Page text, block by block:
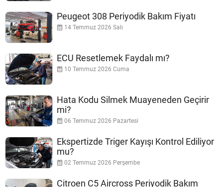
Peugeot 308 Periyodik Bakım Fiyatı
14 Temmuz 2026 Salı
ECU Resetlemek Faydalı mı?
10 Temmuz 2026 Cuma
Hata Kodu Silmek Muayeneden Geçirir
mi?
06 Temmuz 2026 Pazartesi
Ekspertizde Triger Kayışı Kontrol Ediliyor
mu?
02 Temmuz 2026 Perşembe
Citroen C5 Aircross Periyodik Bakım